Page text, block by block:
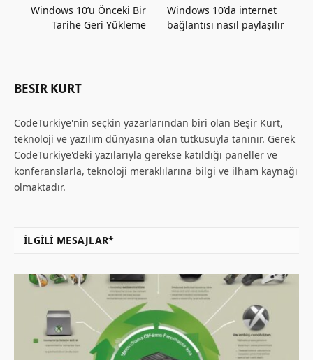
Windows 10’u Önceki Bir
Tarihe Geri Yükleme
Windows 10’da internet
bağlantısı nasıl paylaşılır
BESIR KURT
CodeTurkiye'nin seçkin yazarlarından biri olan Beşir Kurt,
teknoloji ve yazılım dünyasına olan tutkusuyla tanınır. Gerek
CodeTurkiye'deki yazılarıyla gerekse katıldığı paneller ve
konferanslarla, teknoloji meraklılarına bilgi ve ilham kaynağı
olmaktadır.
İLGILI MESAJLAR*